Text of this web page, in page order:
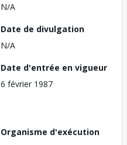
N/A
Date de divulgation
N/A
Date d'entrée en vigueur
6 février 1987
Organisme d'exécution